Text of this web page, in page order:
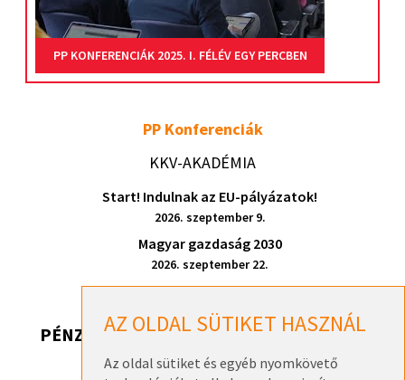
AZ OLDAL SÜTIKET HASZNÁL
Az oldal sütiket és egyéb nyomkövető
PP KONFERENCIÁK 2025. I. FÉLÉV EGY PERCBEN
PP Konferenciák
KKV-AKADÉMIA
Start! Indulnak az EU-pályázatok!
2026. szeptember 9.
Magyar gazdaság 2030
2026. szeptember 22.
PÉNZ, DE HONNAN? 2026
Pénz, de honnan? 2026 – Székesfehérvár